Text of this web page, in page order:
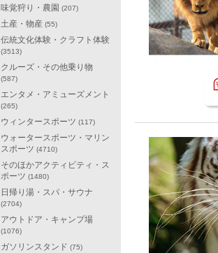
味覚狩り・農園 (207)
土産・物産 (55)
伝統文化体験・クラフト体験
(3513)
クルーズ・その他乗り物
(587)
エンタメ・アミューズメント
(265)
ウィンタースポーツ (117)
ウォータースポーツ・マリン
スポーツ (4710)
そのほかアクティビティ・ス
ポーツ (1480)
日帰り湯・スパ・サウナ
(2704)
アウトドア・キャンプ場
(1076)
ガソリンスタンド (75)